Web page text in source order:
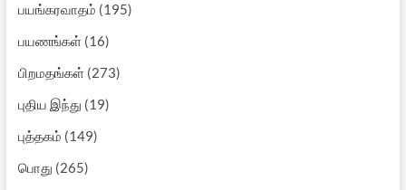
பயங்கரவாதம் (195)
பயணங்கள்(16)
பிறமதங்கள்(273)
புதிய இந்து (19)
புத்தகம் (149)
பொது (265)